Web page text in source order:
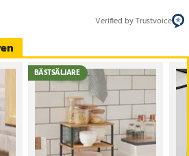
BÄSTSÄLJARE
Verified by Trustvoice